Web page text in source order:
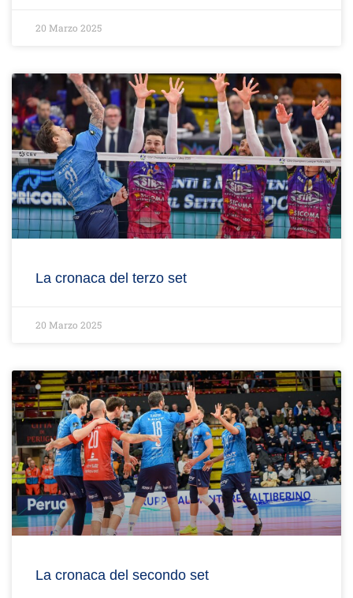
20 Marzo 2025
La cronaca del terzo set
20 Marzo 2025
La cronaca del secondo set